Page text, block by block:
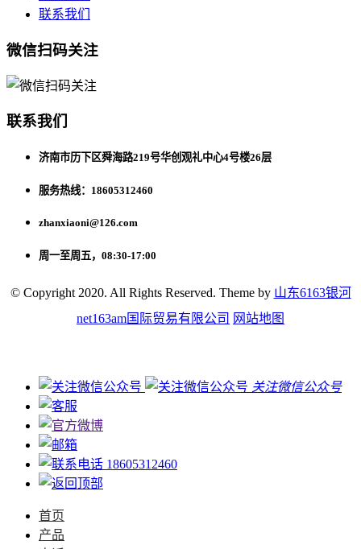
联系我们
微信扫码关注
联系我们
济南市历下区舜海路219号华创观礼中心4号楼26层
服务热线：18605312460
zhanxiaoni@126.com
周一至周五，08:30-17:00
© Copyright 2020. All Rights Reserved. Theme by 山东6163银河
net163am国际贸易有限公司 网站地图
关注微信公众号
18605312460
首页
产品